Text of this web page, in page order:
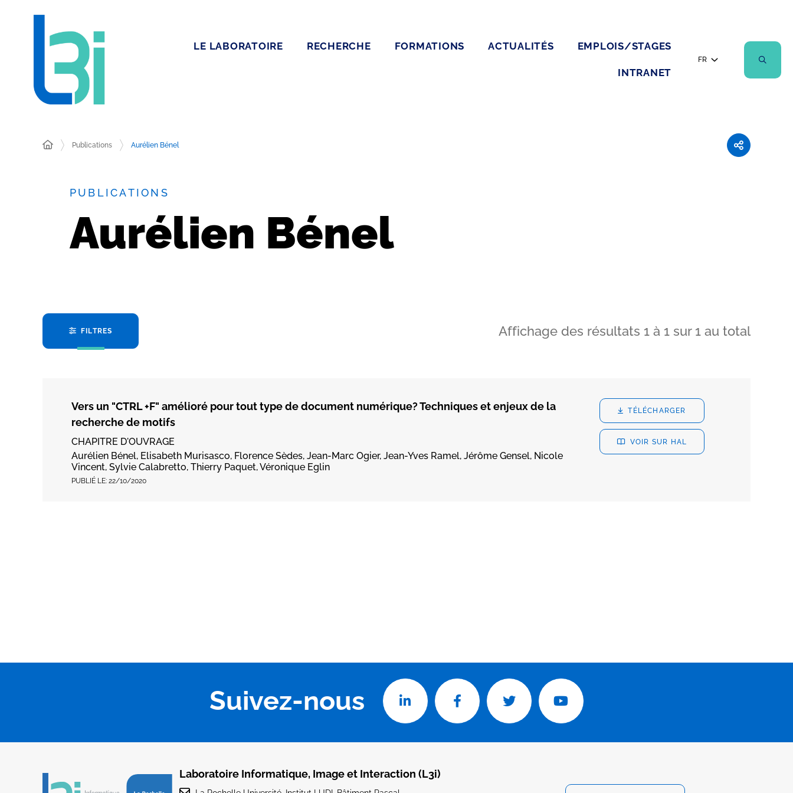
LE LABORATOIRE RECHERCHE FORMATIONS ACTUALITÉS EMPLOIS/STAGES
INTRANET
FR
Publications Aurélien Bénel
PUBLICATIONS
Aurélien Bénel
FILTRES Affichage des résultats 1 à 1 sur 1 au total
Vers un "CTRL +F" amélioré pour tout type de document numérique? Techniques et enjeux de la
recherche de motifs
CHAPITRE D'OUVRAGE
Aurélien Bénel, Elisabeth Murisasco, Florence Sèdes, Jean-Marc Ogier, Jean-Yves Ramel, Jérôme Gensel, Nicole
Vincent, Sylvie Calabretto, Thierry Paquet, Véronique Eglin
PUBLIÉ LE: 22/10/2020
TÉLÉCHARGER
VOIR SUR HAL
Suivez-nous
Laboratoire Informatique, Image et Interaction (L3i)